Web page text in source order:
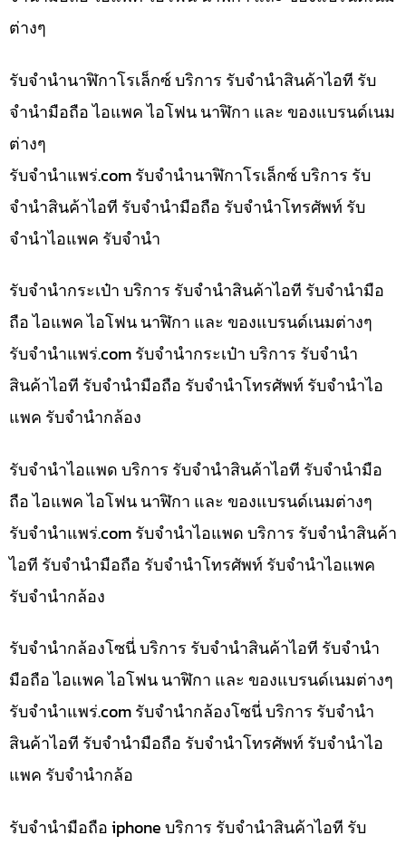
ต่างๆ
รับจำนำนาฬิกาโรเล็กซ์ บริการ รับจำนำสินค้าไอที รับ
จำนำมือถือ ไอแพค ไอโฟน นาฬิกา และ ของแบรนด์เนม
ต่างๆ
รับจํานําแพร่.com รับจำนำนาฬิกาโรเล็กซ์ บริการ รับ
จำนำสินค้าไอที รับจำนำมือถือ รับจำนำโทรศัพท์ รับ
จำนำไอแพค รับจำนำ
รับจำนำกระเป๋า บริการ รับจำนำสินค้าไอที รับจำนำมือ
ถือ ไอแพค ไอโฟน นาฬิกา และ ของแบรนด์เนมต่างๆ
รับจํานําแพร่.com รับจำนำกระเป๋า บริการ รับจำนำ
สินค้าไอที รับจำนำมือถือ รับจำนำโทรศัพท์ รับจำนำไอ
แพค รับจำนำกล้อง
รับจำนำไอแพด บริการ รับจำนำสินค้าไอที รับจำนำมือ
ถือ ไอแพค ไอโฟน นาฬิกา และ ของแบรนด์เนมต่างๆ
รับจํานําแพร่.com รับจำนำไอแพด บริการ รับจำนำสินค้า
ไอที รับจำนำมือถือ รับจำนำโทรศัพท์ รับจำนำไอแพค
รับจำนำกล้อง
รับจำนำกล้องโซนี่ บริการ รับจำนำสินค้าไอที รับจำนำ
มือถือ ไอแพค ไอโฟน นาฬิกา และ ของแบรนด์เนมต่างๆ
รับจํานําแพร่.com รับจำนำกล้องโซนี่ บริการ รับจำนำ
สินค้าไอที รับจำนำมือถือ รับจำนำโทรศัพท์ รับจำนำไอ
แพค รับจำนำกล้อ
รับจำนำมือถือ iphone บริการ รับจำนำสินค้าไอที รับ